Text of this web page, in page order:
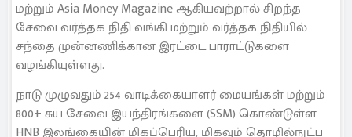
மற்றும் Asia Money Magazine ஆகியவற்றால் சிறந்த
சேவை வர்த்தக நிதி வங்கி மற்றும் வர்த்தக நிதியில்
சந்தை முன்னணிக்கான இரட்டை பாராட்டுகளை
வழங்கியுள்ளது.
நாடு முழுவதும் 254 வாடிக்கையாளர் மையங்கள் மற்றும்
800+ சுய சேவை இயந்திரங்களை (SSM) கொண்டுள்ள
HNB இலங்கையின் மிகப்பெரிய, மிகவும் தொழில்நுட்ப